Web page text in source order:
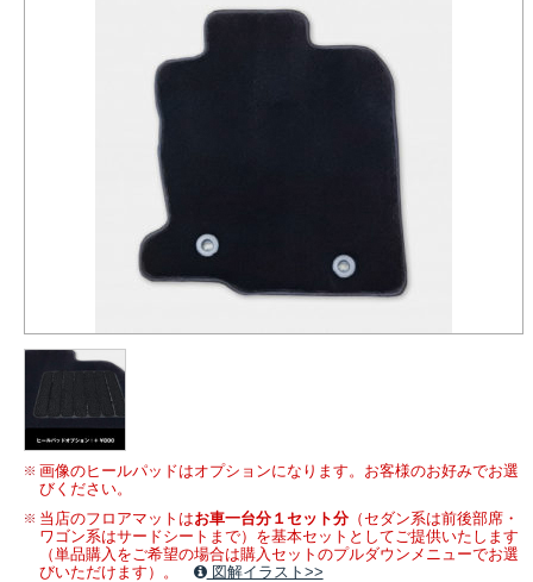
画像のヒールパッドはオプションになります。お客様のお好みでお選
びください。
当店のフロアマットはお車一台分１セット分（セダン系は前後部席・
ワゴン系はサードシートまで）を基本セットとしてご提供いたします
（単品購入をご希望の場合は購入セットのプルダウンメニューでお選
びいただけます）。
図解イラスト>>